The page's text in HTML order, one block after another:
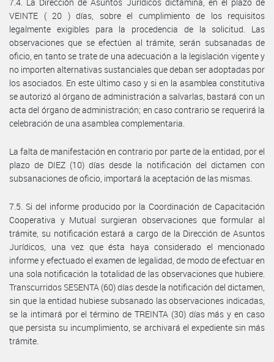
VEINTE ( 20 ) días, sobre el cumplimiento de los requisitos
legalmente exigibles para la procedencia de la solicitud. Las
observaciones que se efectúen al trámite, serán subsanadas de
oficio, en tanto se trate de una adecuación a la legislación vigente y
no importen alternativas sustanciales que deban ser adoptadas por
los asociados. En este último caso y si en la asamblea constitutiva
se autorizó al órgano de administración a salvarlas, bastará con un
acta del órgano de administración; en caso contrario se requerirá la
celebración de una asamblea complementaria.
La falta de manifestación en contrario por parte de la entidad, por el
plazo de DIEZ (10) días desde la notificación del dictamen con
subsanaciones de oficio, importará la aceptación de las mismas.
7.5. Si del informe producido por la Coordinación de Capacitación
Cooperativa y Mutual surgieran observaciones que formular al
trámite, su notificación estará a cargo de la Dirección de Asuntos
Jurídicos, una vez que ésta haya considerado el mencionado
informe y efectuado el examen de legalidad, de modo de efectuar en
una sola notificación la totalidad de las observaciones que hubiere.
Transcurridos SESENTA (60) días desde la notificación del dictamen,
sin que la entidad hubiese subsanado las observaciones indicadas,
se la intimará por el término de TREINTA (30) días más y en caso
que persista su incumplimiento, se archivará el expediente sin más
trámite.